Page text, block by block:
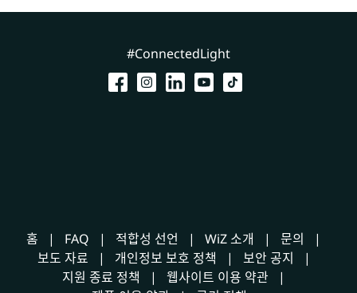
#ConnectedLight
홈 FAQ 적합성 선언 WiZ 소개
문의
보도 자료
개인정보 보호 정책
보안 공지
지원 종료 정책
웹사이트 이용 약관